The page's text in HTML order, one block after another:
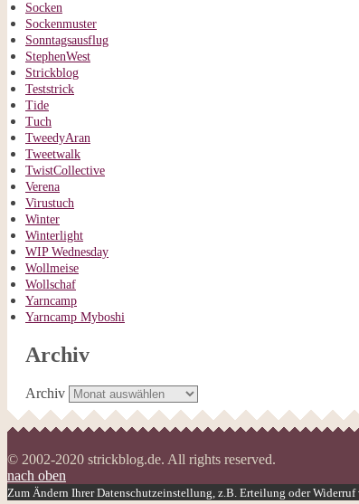
Socken
Sockenmuster
Sonntagsausflug
StephenWest
Strickblog
Teststrick
Tide
Tuch
TweedyAran
Tweetwalk
TwistCollective
Verena
Virustuch
Winter
Winterlight
WIP Wednesday
Wollmeise
Wollschaf
Yarncamp
Yarncamp Myboshi
Archiv
Archiv
© 2002-2020 strickblog.de. All rights reserved.
nach oben
Zum Ändern Ihrer Datenschutzeinstellung, z.B. Erteilung oder